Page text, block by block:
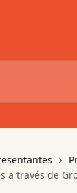
a través de